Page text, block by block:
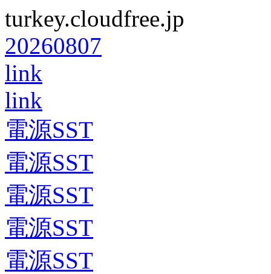
turkey.cloudfree.jp
20260807
link
link
電源SST
電源SST
電源SST
電源SST
電源SST